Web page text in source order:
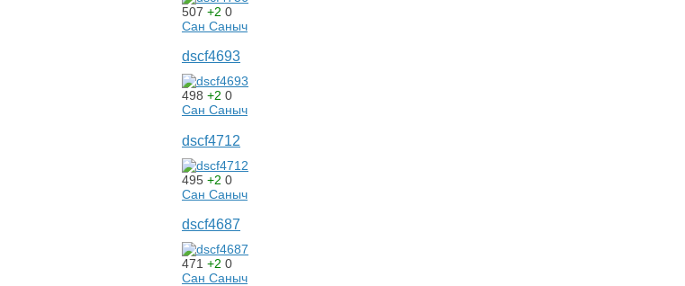
507 +2 0
Сан Саныч
dscf4693
498 +2 0
Сан Саныч
dscf4712
495 +2 0
Сан Саныч
dscf4687
471 +2 0
Сан Саныч